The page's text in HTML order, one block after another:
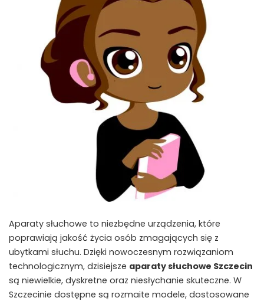
Aparaty słuchowe to niezbędne urządzenia, które
poprawiają jakość życia osób zmagających się z
ubytkami słuchu. Dzięki nowoczesnym rozwiązaniom
technologicznym, dzisiejsze aparaty słuchowe Szczecin
są niewielkie, dyskretne oraz niesłychanie skuteczne. W
Szczecinie dostępne są rozmaite modele, dostosowane